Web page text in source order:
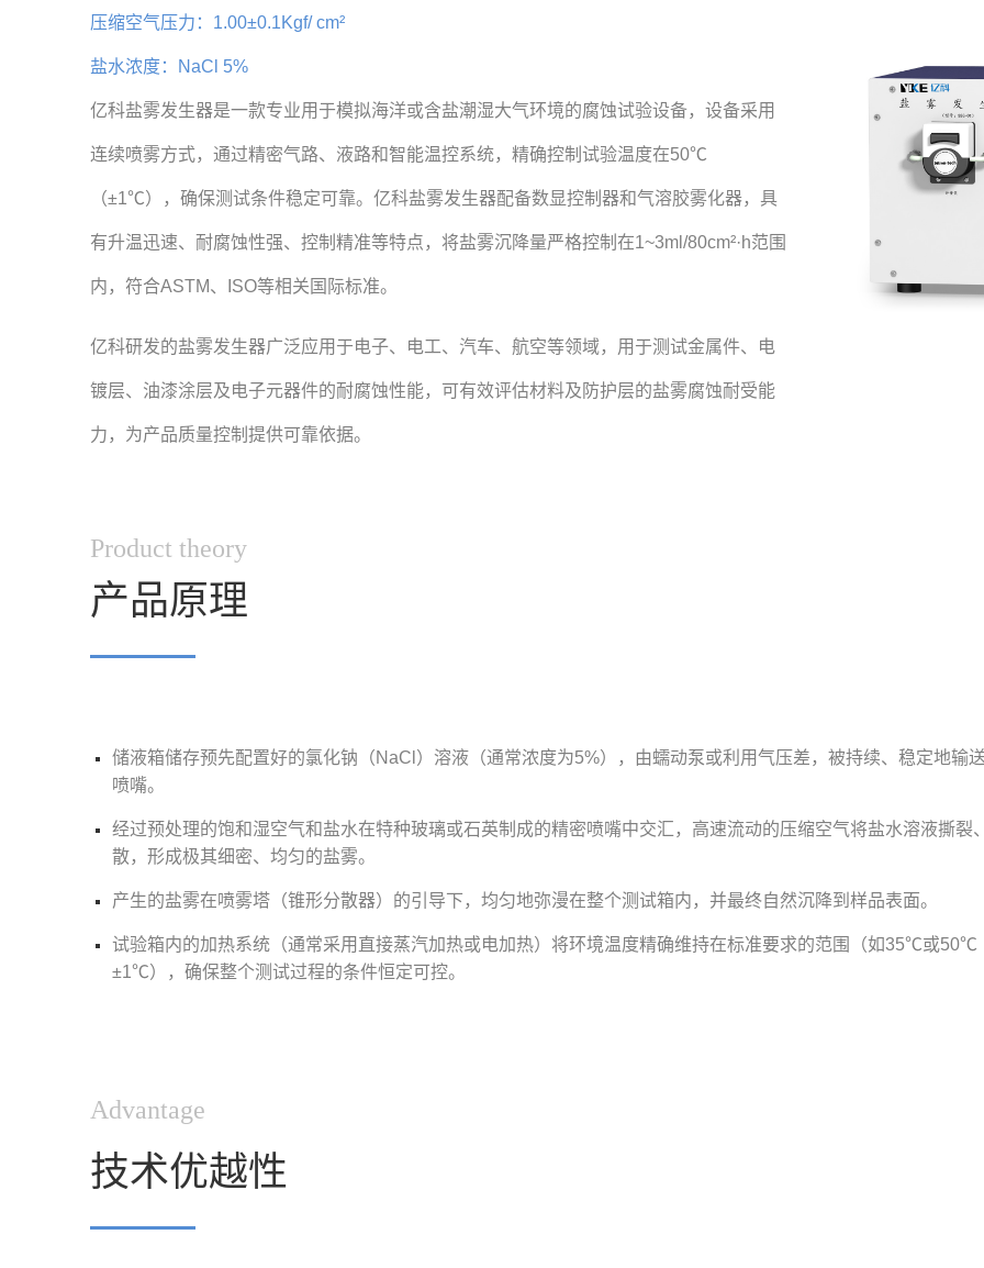
压缩空气压力：1.00±0.1Kgf/ cm²
盐水浓度：NaCl 5%
亿科盐雾发生器是一款专业用于模拟海洋或含盐潮湿大气环境的腐蚀试验设备，设备采用
连续喷雾方式，通过精密气路、液路和智能温控系统，精确控制试验温度在50℃
（±1℃），确保测试条件稳定可靠。亿科盐雾发生器配备数显控制器和气溶胶雾化器，具
有升温迅速、耐腐蚀性强、控制精准等特点，将盐雾沉降量严格控制在1~3ml/80cm²·h范围
内，符合ASTM、ISO等相关国际标准。
亿科研发的盐雾发生器广泛应用于电子、电工、汽车、航空等领域，用于测试金属件、电
镀层、油漆涂层及电子元器件的耐腐蚀性能，可有效评估材料及防护层的盐雾腐蚀耐受能
力，为产品质量控制提供可靠依据。
Product theory
产品原理
▔▔▔▔
储液箱储存预先配置好的氯化钠（NaCl）溶液（通常浓度为5%），由蠕动泵或利用气压差，被持续、稳定地输
喷嘴。
经过预处理的饱和湿空气和盐水在特种玻璃或石英制成的精密喷嘴中交汇，高速流动的压缩空气将盐水溶液撕裂
散，形成极其细密、均匀的盐雾。
产生的盐雾在喷雾塔（锥形分散器）的引导下，均匀地弥漫在整个测试箱内，并最终自然沉降到样品表面。
试验箱内的加热系统（通常采用直接蒸汽加热或电加热）将环境温度精确维持在标准要求的范围（如35℃或50℃
±1℃），确保整个测试过程的条件恒定可控。
Advantage
技术优越性
▔▔▔▔